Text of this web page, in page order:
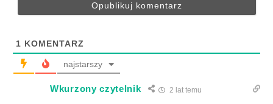
1 KOMENTARZ
najstarszy
Wkurzony czytelnik 2 lat temu